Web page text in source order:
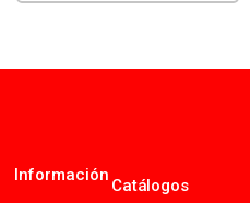
Información
Catálogos